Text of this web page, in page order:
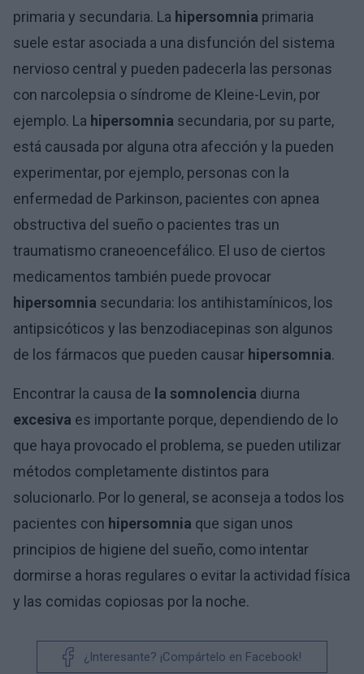
primaria y secundaria. La hipersomnia primaria
suele estar asociada a una disfunción del sistema
nervioso central y pueden padecerla las personas
con narcolepsia o síndrome de Kleine-Levin, por
ejemplo. La hipersomnia secundaria, por su parte,
está causada por alguna otra afección y la pueden
experimentar, por ejemplo, personas con la
enfermedad de Parkinson, pacientes con apnea
obstructiva del sueño o pacientes tras un
traumatismo craneoencefálico. El uso de ciertos
medicamentos también puede provocar
hipersomnia secundaria: los antihistamínicos, los
antipsicóticos y las benzodiacepinas son algunos
de los fármacos que pueden causar hipersomnia.
Encontrar la causa de la somnolencia diurna
excesiva es importante porque, dependiendo de lo
que haya provocado el problema, se pueden utilizar
métodos completamente distintos para
solucionarlo. Por lo general, se aconseja a todos los
pacientes con hipersomnia que sigan unos
principios de higiene del sueño, como intentar
dormirse a horas regulares o evitar la actividad física
y las comidas copiosas por la noche.
¿Interesante? ¡Compártelo en Facebook!